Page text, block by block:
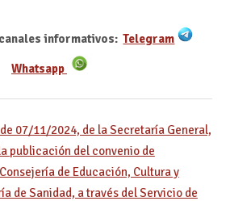
informativos: Telegram
Whatsapp
07/11/2024, de la Secretaría General,
publicación del convenio de
de Educación, Cultura y
de Sanidad, a través del Servicio de